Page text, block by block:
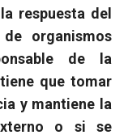
respuesta del
organismos
de la
que tomar
y mantiene la
o si se